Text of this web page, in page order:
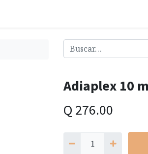
Adiaplex 10
Q 276.00